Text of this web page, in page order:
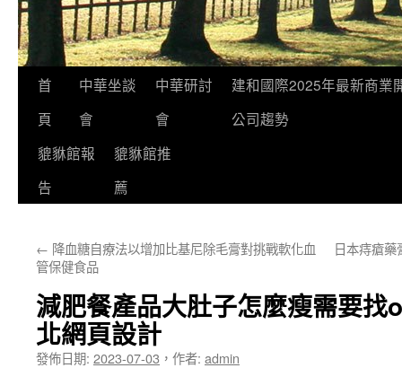
首
頁
中華坐談
會
中華研討
會
建和國際2025年最新商業
公司趨勢
貔貅館報
告
貔貅館推
薦
← 降血糖自療法以增加比基尼除毛膏對挑戰軟化血
管保健食品
日本痔瘡
減肥餐產品大肚子怎麼瘦需要
北網頁設計
發佈日期: 2023-07-03 ， 作者: admin